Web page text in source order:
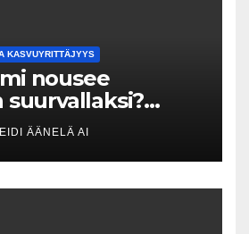
KASVUYRITTÄJYYS
nousee
lataa
pöytään 🚀
ÄÄNELÄ AI